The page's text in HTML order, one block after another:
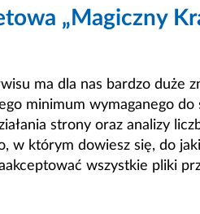
„Magiczny
ma dla nas bardzo duże
minimum wymaganego do
strony oraz analizy
w którym dowiesz się, do
wszystkie pliki